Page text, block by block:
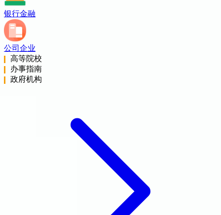
银行金融
公司企业
高等院校
办事指南
政府机构